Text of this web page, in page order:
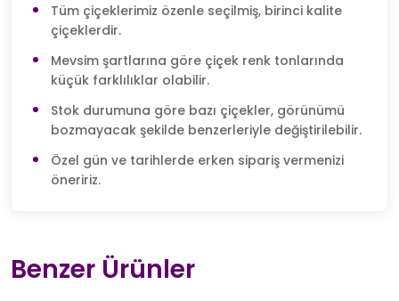
Tüm çiçeklerimiz özenle seçilmiş, birinci kalite
çiçeklerdir.
Mevsim şartlarına göre çiçek renk tonlarında
küçük farklılıklar olabilir.
Stok durumuna göre bazı çiçekler, görünümü
bozmayacak şekilde benzerleriyle değiştirilebilir.
Özel gün ve tarihlerde erken sipariş vermenizi
öneririz.
Benzer Ürünler